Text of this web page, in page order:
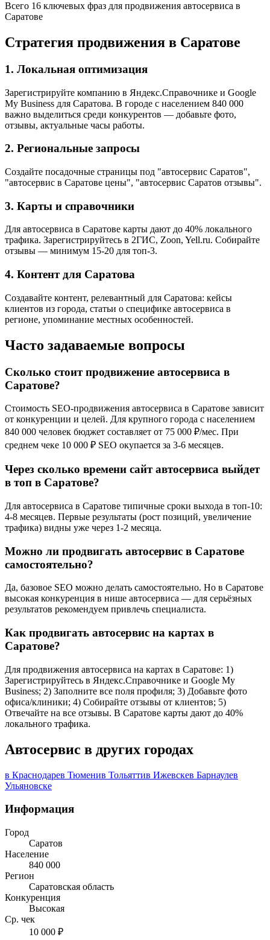
Всего 16 ключевых фраз для продвижения автосервиса в
Саратове
Стратегия продвижения в Саратове
1. Локальная оптимизация
Зарегистрируйте компанию в Яндекс.Справочнике и Google
My Business для Саратова. В городе с населением 840 000
важно выделиться среди конкурентов — добавьте фото,
отзывы, актуальные часы работы.
2. Региональные запросы
Создайте посадочные страницы под "автосервис Саратов",
"автосервис в Саратове цены", "автосервис Саратов отзывы".
3. Карты и справочники
Для автосервиса в Саратове карты дают до 40% локального
трафика. Зарегистрируйтесь в 2ГИС, Zoon, Yell.ru. Собирайте
отзывы — минимум 15-20 для топ-3.
4. Контент для Саратова
Создавайте контент, релевантный для Саратова: кейсы
клиентов из города, статьи о специфике автосервиса в
регионе, упоминание местных особенностей.
Часто задаваемые вопросы
Сколько стоит продвижение автосервиса в
Саратове?
Стоимость SEO-продвижения автосервиса в Саратове зависит
от конкуренции и целей. Для крупного города с населением
840 000 человек бюджет составляет от 75 000 ₽/мес. При
среднем чеке 10 000 ₽ SEO окупается за 3-6 месяцев.
Через сколько времени сайт автосервиса выйдет
в топ в Саратове?
Для автосервиса в Саратове типичные сроки выхода в топ-10:
4-8 месяцев. Первые результаты (рост позиций, увеличение
трафика) видны уже через 1-2 месяца.
Можно ли продвигать автосервис в Саратове
самостоятельно?
Да, базовое SEO можно делать самостоятельно. Но в Саратове
высокая конкуренция в нише автосервиса — для серьёзных
результатов рекомендуем привлечь специалиста.
Как продвигать автосервис на картах в
Саратове?
Для продвижения автосервиса на картах в Саратове: 1)
Зарегистрируйтесь в Яндекс.Справочнике и Google My
Business; 2) Заполните все поля профиля; 3) Добавьте фото
офиса/клиники; 4) Собирайте отзывы от клиентов; 5)
Отвечайте на все отзывы. В Саратове карты дают до 40%
локального трафика.
Автосервис в других городах
в Краснодарев Тюменив Тольяттив Ижевскев Барнаулев
Ульяновске
Информация
Город
Саратов
Население
840 000
Регион
Саратовская область
Конкуренция
Высокая
Ср. чек
10 000 ₽